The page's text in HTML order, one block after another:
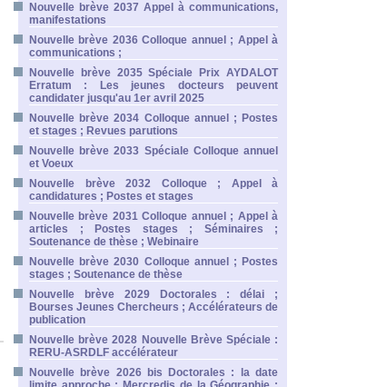
Nouvelle brève 2037 Appel à communications,
manifestations
Nouvelle brève 2036 Colloque annuel ; Appel à
communications ;
Nouvelle brève 2035 Spéciale Prix AYDALOT
Erratum : Les jeunes docteurs peuvent
candidater jusqu'au 1er avril 2025
Nouvelle brève 2034 Colloque annuel ; Postes
et stages ; Revues parutions
Nouvelle brève 2033 Spéciale Colloque annuel
et Voeux
Nouvelle brève 2032 Colloque ; Appel à
candidatures ; Postes et stages
Nouvelle brève 2031 Colloque annuel ; Appel à
articles ; Postes stages ; Séminaires ;
Soutenance de thèse ; Webinaire
Nouvelle brève 2030 Colloque annuel ; Postes
stages ; Soutenance de thèse
Nouvelle brève 2029 Doctorales : délai ;
Bourses Jeunes Chercheurs ; Accélérateurs de
publication
Nouvelle brève 2028 Nouvelle Brève Spéciale :
RERU-ASRDLF accélérateur
Nouvelle brève 2026 bis Doctorales : la date